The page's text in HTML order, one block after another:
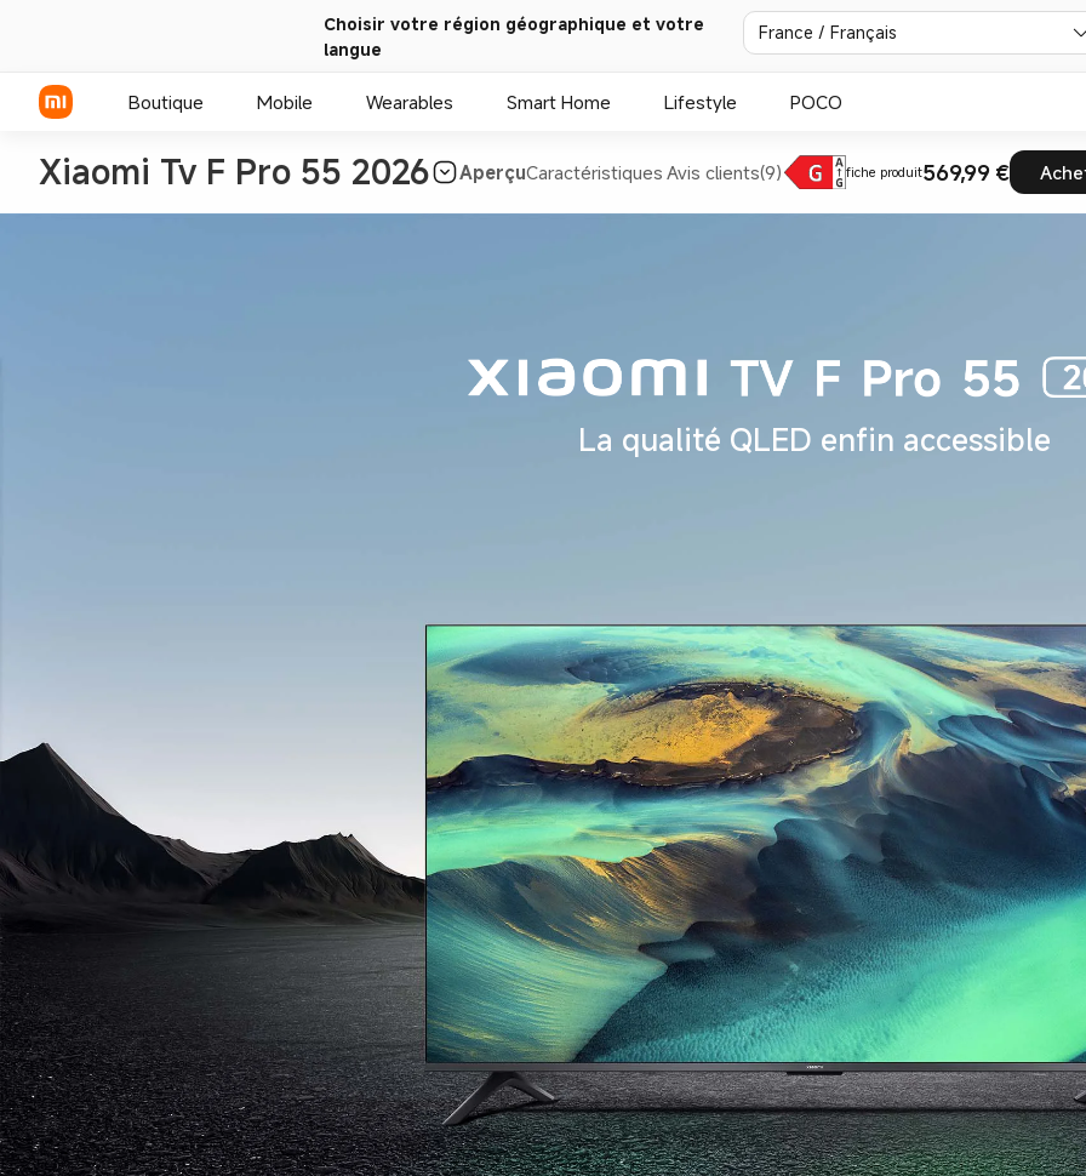
Choisir votre région géographique et votre
langue
France / Français
Boutique Mobile Wearables Smart Home Lifestyle POCO
Xiaomi Tv F Pro 55 2026 AperçuCaractéristiques Avis clients(9) fiche produit569,99 €
La qualité QLED enfin accessible